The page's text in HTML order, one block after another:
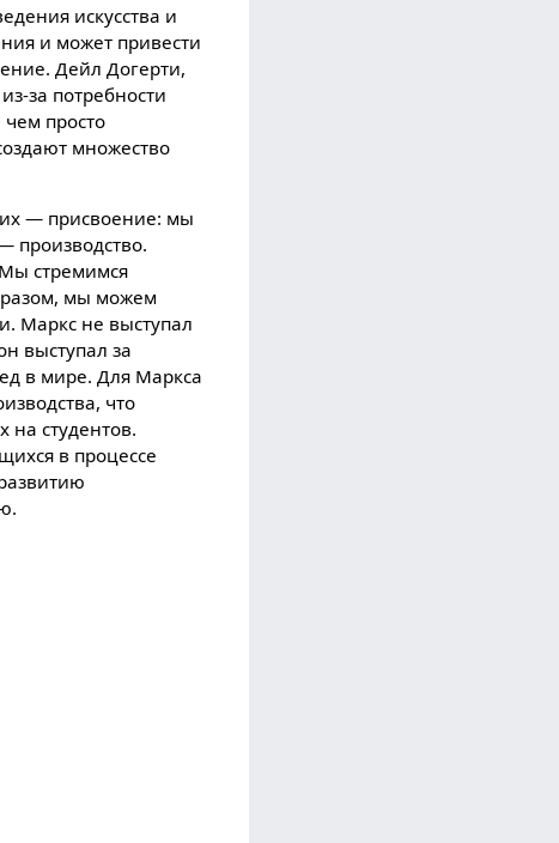
искусства и
и может привести
Дейл Догерти,
за потребности
просто
множество
— присвоение: мы
производство.
стремимся
мы можем
Маркс не выступал
выступал за
в мире. Для Маркса
что
на студентов.
в процессе